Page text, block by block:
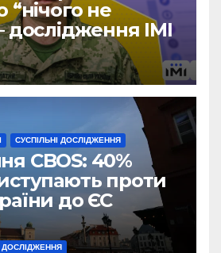
“нічого не
дослідження ІМІ
СУСПІЛЬНІ ДОСЛІДЖЕННЯ
CBOS: 40%
проти
до ЄС
ДОСЛІДЖЕННЯ